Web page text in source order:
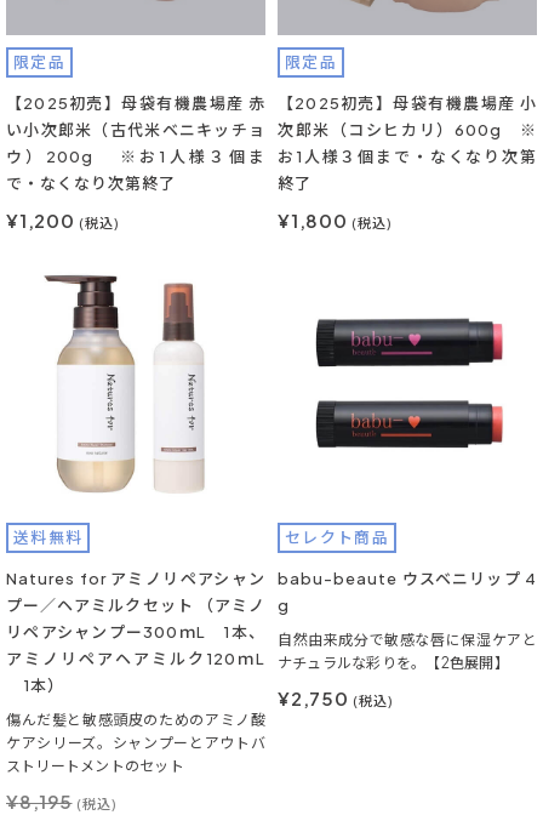
限定品
【2025初売】母袋有機農場産 赤
い小次郎米（古代米ベニキッチョ
ウ）200g ※お1人様３個ま
で・なくなり次第終了
¥1,200 (税込)
限定品
【2025初売】母袋有機農場産 小
次郎米（コシヒカリ）600g ※
お1人様３個まで・なくなり次第
終了
¥1,800 (税込)
送料無料
Natures for アミノリペアシャン
プー／ヘアミルクセット （アミノ
リペアシャンプー300ｍL 1本、
アミノリペアヘアミルク120ｍL
1本）
傷んだ髪と敏感頭皮のためのアミノ酸
ケアシリーズ。シャンプーとアウトバ
ストリートメントのセット
¥8,195 (税込)
セレクト商品
babu-beaute ウスベニリップ 4
g
自然由来成分で敏感な唇に保湿ケアと
ナチュラルな彩りを。【2色展開】
¥2,750 (税込)